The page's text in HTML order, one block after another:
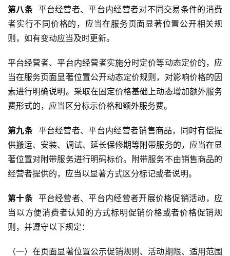
第八条 平台经营者、平台内经营者对不同交易条件的消费
者实行不同价格的，应当在服务页面显著位置公开相关规
则，如有变动应当及时更新。
平台经营者、平台内经营者实施分时定价等动态定价的，应
当在服务页面显著位置公开动态定价规则，对影响价格的因
素进行明确说明。采取在固定价格基础上动态增加额外服务
费形式的，应当区分标示价格和额外服务费。
第九条 平台经营者、平台内经营者销售商品，同时有偿提
供搬运、安装、调试、延长保修期等附带服务的，应当在显
著位置对附带服务进行明码标价。附带服务不由销售商品的
经营者提供的，应当以显著方式区分标记或者说明。
第十条 平台经营者、平台内经营者开展价格促销活动，应
当以方便消费者认知的方式标明促销价格或者价格促销规
则，并遵守以下规定：
（一）在页面显著位置公示促销规则、活动期限、适用范围